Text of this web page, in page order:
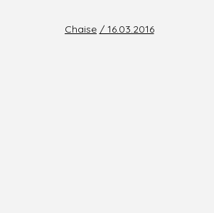
Chaise / 16.03.2016